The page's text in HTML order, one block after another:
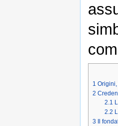
1 Origini,
2
2.1
2.2
3
Il